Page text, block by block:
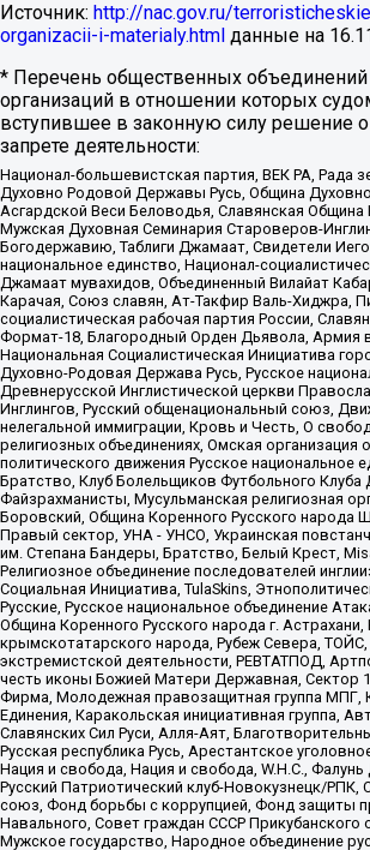
Источник: http://nac.gov.ru/
organizacii-i-materialy.html данные на
* Перечень общественных
организаций в отношении которых
вступившее в законную силу решение
запрете деятельности:
Национал-большевистская партия, ВЕК РА, Рада
Духовно Родовой Державы Русь, Община
Асгардской Веси Беловодья, Славянская Община
Мужская Духовная Семинария Староверов-
Богодержавию, Таблиги Джамаат, Свидетели
национальное единство, Национал-
Джамаат мувахидов, Объединенный Вилайат
Карачая, Союз славян, Ат-Такфир Валь-Хиджра,
социалистическая рабочая партия России,
Формат-18, Благородный Орден Дьявола, Армия
Национальная Социалистическая Инициатива
Духовно-Родовая Держава Русь, Русское
Древнерусской Инглистической церкви
Инглингов, Русский общенациональный союз,
нелегальной иммиграции, Кровь и Честь, О
религиозных объединениях, Омская организация
политического движения Русское национальное
Братство, Клуб Болельщиков Футбольного Клуба
Файзрахманисты, Мусульманская религиозная
Боровский, Община Коренного Русского народа
Правый сектор, УНА - УНСО, Украинская
им. Степана Бандеры, Братство, Белый Крест,
Религиозное объединение последователей
Социальная Инициатива, TulaSkins,
Русские, Русское национальное объединение
Община Коренного Русского народа г.
крымскотатарского народа, Рубеж Севера,
экстремистской деятельности, РЕВТАТПОД,
честь иконы Божией Матери Державная, Сектор
Фирма, Молодежная правозащитная группа МПГ,
Единения, Каракольская инициативная группа,
Славянских Сил Руси, Алля-Аят,
Русская республика Русь, Арестантское
Нация и свобода, Нация и свобода, W.H.С.,
Русский Патриотический клуб-Новокузнецк/РПК,
союз, Фонд борьбы с коррупцией, Фонд защиты
Навального, Совет граждан СССР Прикубанского
Мужское государство, Народное объединение